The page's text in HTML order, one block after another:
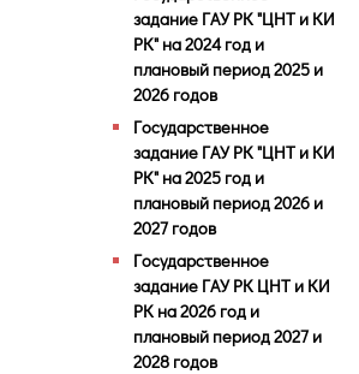
задание ГАУ РК "ЦНТ и КИ
РК" на 2024 год и
плановый период 2025 и
2026 годов
Государственное
задание ГАУ РК "ЦНТ и КИ
РК" на 2025 год и
плановый период 2026 и
2027 годов
Государственное
задание ГАУ РК ЦНТ и КИ
РК на 2026 год и
плановый период 2027 и
2028 годов